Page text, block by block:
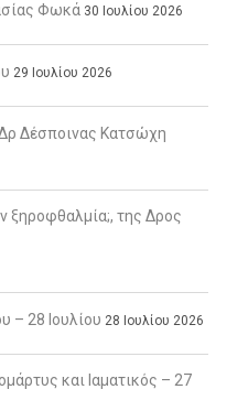
Φωκά 30 Ιουλίου 2026
29 Ιουλίου 2026
Δέσποινας Κατσώχη
ξηροφθαλμία;, της Δρος
– 28 Ιουλίου 28 Ιουλίου 2026
και Ιαματικός – 27